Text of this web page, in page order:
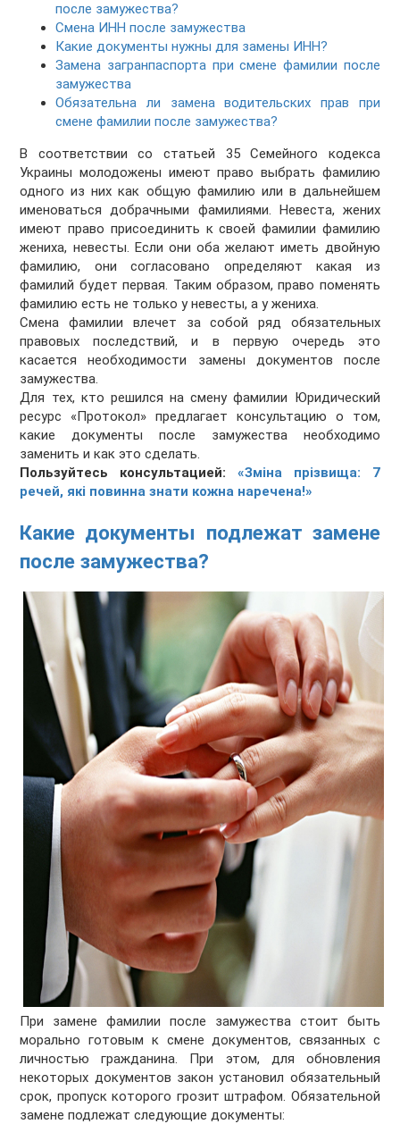
после замужества?
Смена ИНН после замужества
Какие документы нужны для замены ИНН?
Замена загранпаспорта при смене фамилии после
замужества
Обязательна ли замена водительских прав при
смене фамилии после замужества?
В соответствии со статьей 35 Семейного кодекса
Украины молодожены имеют право выбрать фамилию
одного из них как общую фамилию или в дальнейшем
именоваться добрачными фамилиями. Невеста, жених
имеют право присоединить к своей фамилии фамилию
жениха, невесты. Если они оба желают иметь двойную
фамилию, они согласовано определяют какая из
фамилий будет первая. Таким образом, право поменять
фамилию есть не только у невесты, а у жениха.
Смена фамилии влечет за собой ряд обязательных
правовых последствий, и в первую очередь это
касается необходимости замены документов после
замужества.
Для тех, кто решился на смену фамилии Юридический
ресурс «Протокол» предлагает консультацию о том,
какие документы после замужества необходимо
заменить и как это сделать.
Пользуйтесь консультацией: «Зміна прізвища: 7
речей, які повинна знати кожна наречена!»
Какие документы подлежат замене
после замужества?
При замене фамилии после замужества стоит быть
морально готовым к смене документов, связанных с
личностью гражданина. При этом, для обновления
некоторых документов закон установил обязательный
срок, пропуск которого грозит штрафом. Обязательной
замене подлежат следующие документы: